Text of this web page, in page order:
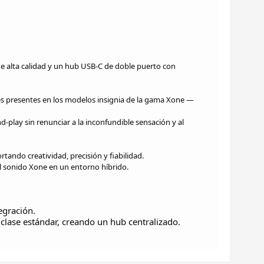
alta calidad y un hub USB-C de doble puerto con
presentes en los modelos insignia de la gama Xone —
play sin renunciar a la inconfundible sensación y al
creatividad, precisión y fiabilidad.
sonido Xone en un entorno híbrido.
estándar, creando un hub centralizado.